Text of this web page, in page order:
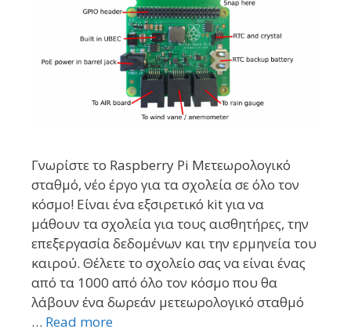
Γνωρίστε το Raspberry Pi Μετεωρολογικό
σταθμό, νέο έργο για τα σχολεία σε όλο τον
κόσμο! Είναι ένα εξσιρετικό kit για να
μάθουν τα σχολεία για τους αισθητήρες, την
επεξεργασία δεδομένων και την ερμηνεία του
καιρού. Θέλετε το σχολείο σας να είναι ένας
από τα 1000 από όλο τον κόσμο που θα
λάβουν ένα δωρεάν μετεωρολογικό σταθμό
… Read more